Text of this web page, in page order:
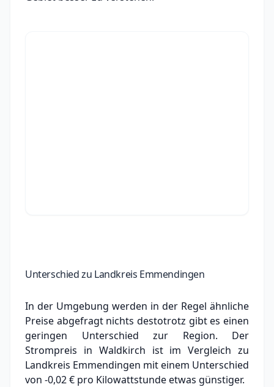
Unterschied zu Landkreis Emmendingen
In der Umgebung werden in der Regel ähnliche
Preise abgefragt nichts destotrotz gibt es einen
geringen Unterschied zur Region. Der
Strompreis in Waldkirch ist im Vergleich zu
Landkreis Emmendingen mit einem Unterschied
von -0,02 € pro Kilowattstundeetwas günstiger.